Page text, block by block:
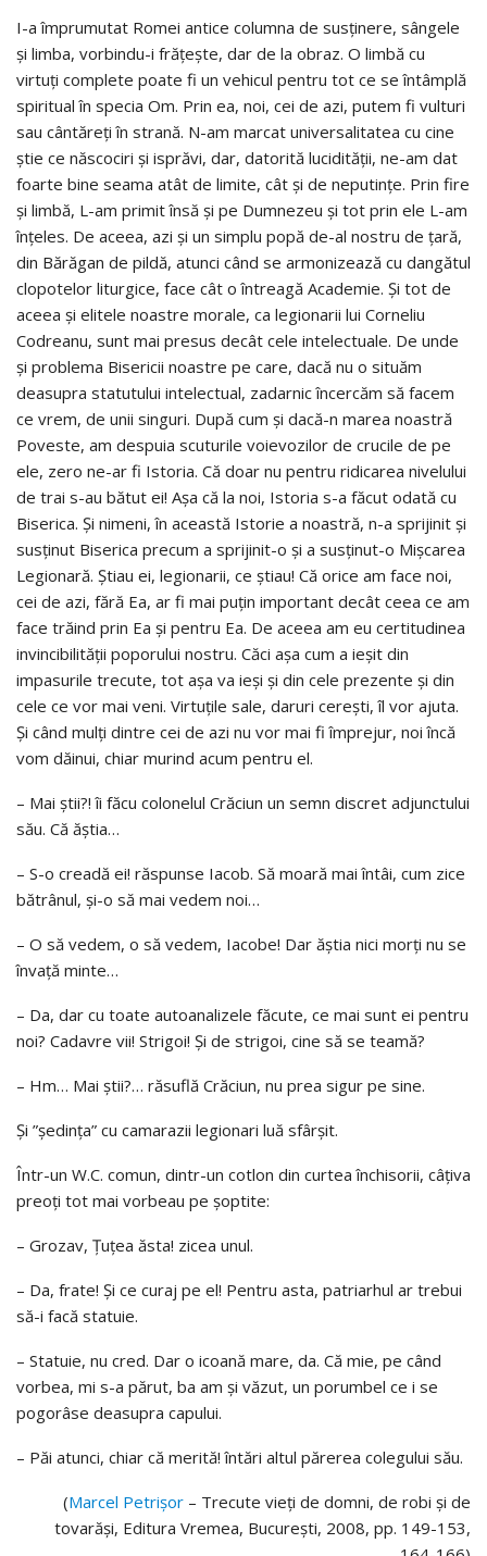
I-a împrumutat Romei antice columna de susţinere, sângele
şi limba, vorbindu-i frăţeşte, dar de la obraz. O limbă cu
virtuţi complete poate fi un vehicul pentru tot ce se întâmplă
spiritual în specia Om. Prin ea, noi, cei de azi, putem fi vulturi
sau cântăreţi în strană. N-am marcat universalitatea cu cine
ştie ce născociri şi isprăvi, dar, datorită lucidităţii, ne-am dat
foarte bine seama atât de limite, cât şi de neputințe. Prin fire
şi limbă, L-am primit însă şi pe Dumnezeu şi tot prin ele L-am
înţeles. De aceea, azi şi un simplu popă de-al nostru de ţară,
din Bărăgan de pildă, atunci când se armonizează cu dangătul
clopotelor liturgice, face cât o întreagă Academie. Şi tot de
aceea şi elitele noastre morale, ca legionarii lui Corneliu
Codreanu, sunt mai presus decât cele intelectuale. De unde
şi problema Bisericii noastre pe care, dacă nu o situăm
deasupra statutului intelectual, zadarnic încercăm să facem
ce vrem, de unii singuri. După cum şi dacă-n marea noastră
Poveste, am despuia scuturile voievozilor de crucile de pe
ele, zero ne-ar fi Istoria. Că doar nu pentru ridicarea nivelului
de trai s-au bătut ei! Aşa că la noi, Istoria s-a făcut odată cu
Biserica. Şi nimeni, în această Istorie a noastră, n-a sprijinit şi
susţinut Biserica precum a sprijinit-o şi a susţinut-o Mişcarea
Legionară. Ştiau ei, legionarii, ce ştiau! Că orice am face noi,
cei de azi, fără Ea, ar fi mai puţin important decât ceea ce am
face trăind prin Ea şi pentru Ea. De aceea am eu certitudinea
invincibilităţii poporului nostru. Căci aşa cum a ieşit din
impasurile trecute, tot aşa va ieşi şi din cele prezente şi din
cele ce vor mai veni. Virtuţile sale, daruri cereşti, îl vor ajuta.
Şi când mulţi dintre cei de azi nu vor mai fi împrejur, noi încă
vom dăinui, chiar murind acum pentru el.
– Mai ştii?! îi făcu colonelul Crăciun un semn discret adjunctului
său. Că ăştia…
– S-o creadă ei! răspunse Iacob. Să moară mai întâi, cum zice
bătrânul, şi-o să mai vedem noi…
– O să vedem, o să vedem, Iacobe! Dar ăştia nici morţi nu se
învaţă minte…
– Da, dar cu toate autoanalizele făcute, ce mai sunt ei pentru
noi? Cadavre vii! Strigoi! Și de strigoi, cine să se teamă?
– Hm… Mai știi?… răsuflă Crăciun, nu prea sigur pe sine.
Și ”ședința” cu camarazii legionari luă sfârșit.
Într-un W.C. comun, dintr-un cotlon din curtea închisorii, câțiva
preoți tot mai vorbeau pe șoptite:
– Grozav, Țuțea ăsta! zicea unul.
– Da, frate! Și ce curaj pe el! Pentru asta, patriarhul ar trebui
să-i facă statuie.
– Statuie, nu cred. Dar o icoană mare, da. Că mie, pe când
vorbea, mi s-a părut, ba am și văzut, un porumbel ce i se
pogorâse deasupra capului.
– Păi atunci, chiar că merită! întări altul părerea colegului său.
(Marcel Petrișor – Trecute vieți de domni, de robi și de
tovarăși, Editura Vremea, București, 2008, pp. 149-153,